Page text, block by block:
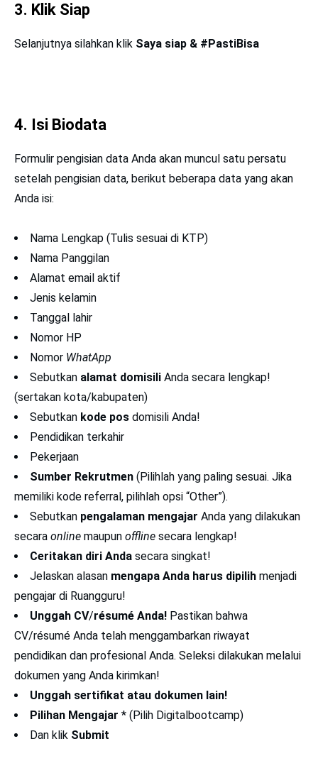
3. Klik Siap
Selanjutnya silahkan klik Saya siap & #PastiBisa
4. Isi Biodata
Formulir pengisian data Anda akan muncul satu persatu
setelah pengisian data, berikut beberapa data yang akan
Anda isi:
Nama Lengkap (Tulis sesuai di KTP)
Nama Panggilan
Alamat email aktif
Jenis kelamin
Tanggal lahir
Nomor HP
Nomor WhatApp
Sebutkan alamat domisili Anda secara lengkap!
(sertakan kota/kabupaten)
Sebutkan kode pos domisili Anda!
Pendidikan terkahir
Pekerjaan
Sumber Rekrutmen (Pilihlah yang paling sesuai. Jika
memiliki kode referral, pilihlah opsi “Other”).
Sebutkan pengalaman mengajar Anda yang dilakukan
secara online maupun offline secara lengkap!
Ceritakan diri Anda secara singkat!
Jelaskan alasan mengapa Anda harus dipilih menjadi
pengajar di Ruangguru!
Unggah CV/résumé Anda! Pastikan bahwa
CV/résumé Anda telah menggambarkan riwayat
pendidikan dan profesional Anda. Seleksi dilakukan melalui
dokumen yang Anda kirimkan!
Unggah sertifikat atau dokumen lain!
Pilihan Mengajar * (Pilih Digitalbootcamp)
Dan klik Submit